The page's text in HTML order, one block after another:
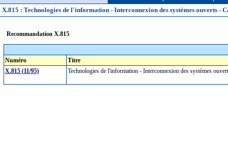
X.815 : Technologies de l'information - Interconnexion des systèmes ouverts -
Recommandation X.815
Numéro
Titre
X.815 (11/95)
Technologies de l'information - Interconnexion des systèmes